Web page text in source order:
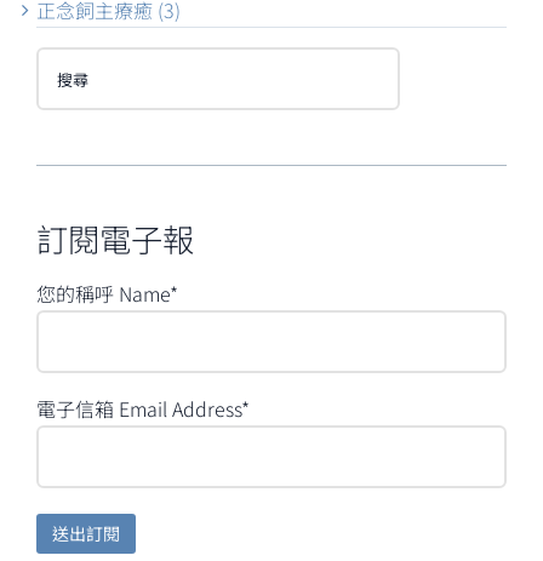
正念飼主療癒 (3)
訂閱電子報
您的稱呼 Name*
電子信箱 Email Address*